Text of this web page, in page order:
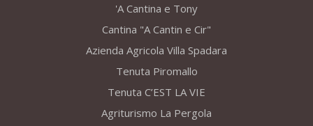
'A Cantina e Tony
Cantina "A Cantin e Cir"
Azienda Agricola Villa Spadara
Tenuta Piromallo
Tenuta C’EST LA VIE
Agriturismo La Pergola